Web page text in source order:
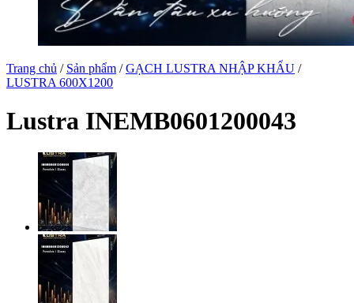
Trang chủ / Sản phẩm / GẠCH LUSTRA NHẬP KHẨU /
LUSTRA 600X1200
Lustra INEMB0601200043